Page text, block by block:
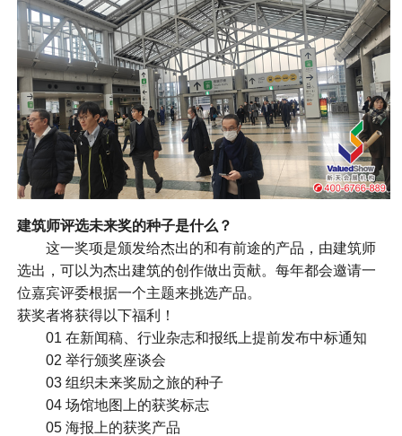
建筑师评选未来奖的种子是什么？
这一奖项是颁发给杰出的和有前途的产品，由建筑师
选出，可以为杰出建筑的创作做出贡献。每年都会邀请一
位嘉宾评委根据一个主题来挑选产品。
获奖者将获得以下福利！
01 在新闻稿、行业杂志和报纸上提前发布中标通知
02 举行颁奖座谈会
03 组织未来奖励之旅的种子
04 场馆地图上的获奖标志
05 海报上的获奖产品